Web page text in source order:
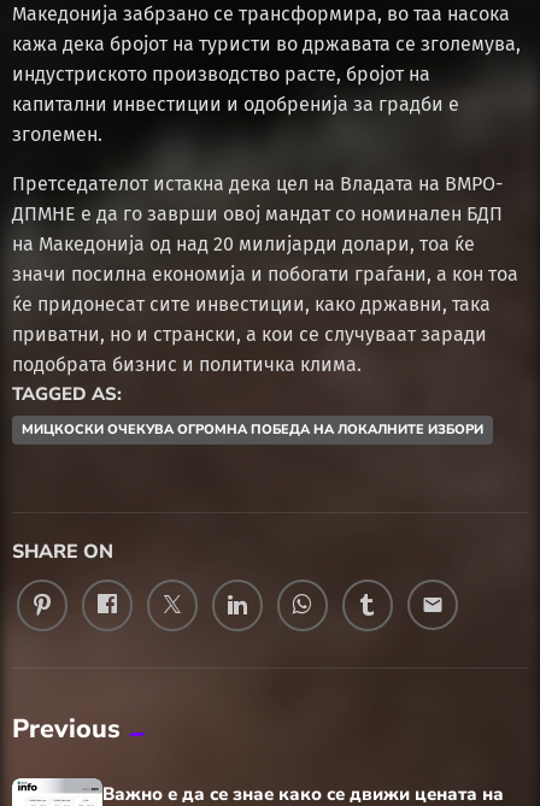
Македонија забрзано се трансформира, во таа насока
кажа дека бројот на туристи во државата се зголемува,
индустриското производство расте, бројот на
капитални инвестиции и одобренија за градби е
зголемен.
Претседателот истакна дека цел на Владата на ВМРО-
ДПМНЕ е да го заврши овој мандат со номинален БДП
на Македонија од над 20 милијарди долари, тоа ќе
значи посилна економија и побогати граѓани, а кон тоа
ќе придонесат сите инвестиции, како државни, така
приватни, но и странски, а кои се случуваат заради
подобрата бизнис и политичка клима.
TAGGED AS:
МИЦКОСКИ ОЧЕКУВА ОГРОМНА ПОБЕДА НА ЛОКАЛНИТЕ ИЗБОРИ
SHARE ON
email
Previous
Важно е да се знае како се движи цената на